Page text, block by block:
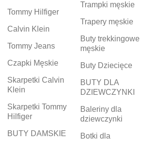
Tommy Hilfiger
Calvin Klein
Tommy Jeans
Czapki Męskie
Skarpetki Calvin
Klein
Skarpetki Tommy
Hilfiger
BUTY DAMSKIE
Trampki męskie
Trapery męskie
Buty trekkingowe
męskie
Buty Dziecięce
BUTY DLA
DZIEWCZYNKI
Baleriny dla
dziewczynki
Botki dla